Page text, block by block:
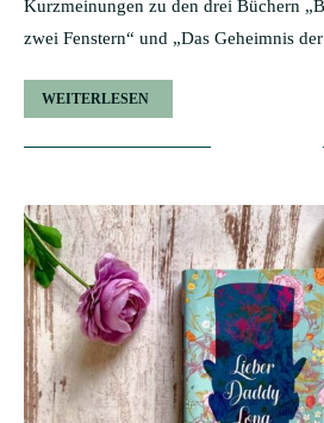
Kurzmeinungen zu den drei Büchern
zwei Fenstern“ und „Das Geheimnis
WEITERLESEN